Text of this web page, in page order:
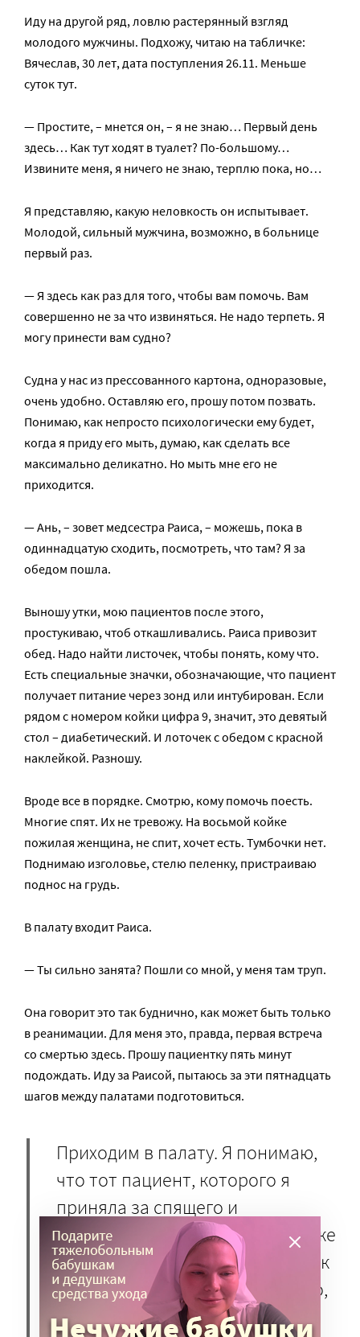
Иду на другой ряд, ловлю растерянный взгляд
молодого мужчины. Подхожу, читаю на табличке:
Вячеслав, 30 лет, дата поступления 26.11. Меньше
суток тут.
— Простите, – мнется он, – я не знаю… Первый день
здесь… Как тут ходят в туалет? По-большому…
Извините меня, я ничего не знаю, терплю пока, но…
Я представляю, какую неловкость он испытывает.
Молодой, сильный мужчина, возможно, в больнице
первый раз.
— Я здесь как раз для того, чтобы вам помочь. Вам
совершенно не за что извиняться. Не надо терпеть. Я
могу принести вам судно?
Судна у нас из прессованного картона, одноразовые,
очень удобно. Оставляю его, прошу потом позвать.
Понимаю, как непросто психологически ему будет,
когда я приду его мыть, думаю, как сделать все
максимально деликатно. Но мыть мне его не
приходится.
— Ань, – зовет медсестра Раиса, – можешь, пока в
одиннадцатую сходить, посмотреть, что там? Я за
обедом пошла.
Выношу утки, мою пациентов после этого,
простукиваю, чтоб откашливались. Раиса привозит
обед. Надо найти листочек, чтобы понять, кому что.
Есть специальные значки, обозначающие, что пациент
получает питание через зонд или интубирован. Если
рядом с номером койки цифра 9, значит, это девятый
стол – диабетический. И лоточек с обедом с красной
наклейкой. Разношу.
Вроде все в порядке. Смотрю, кому помочь поесть.
Многие спят. Их не тревожу. На восьмой койке
пожилая женщина, не спит, хочет есть. Тумбочки нет.
Поднимаю изголовье, стелю пеленку, пристраиваю
поднос на грудь.
В палату входит Раиса.
— Ты сильно занята? Пошли со мной, у меня там труп.
Она говорит это так буднично, как может быть только
в реанимации. Для меня это, правда, первая встреча
со смертью здесь. Прошу пациентку пять минут
подождать. Иду за Раисой, пытаюсь за эти пятнадцать
шагов между палатами подготовиться.
Приходим в палату. Я понимаю,
что тот пациент, которого я
приняла за спящего и
накрывшегося с головой, был уже
мертв. Внутри екает. Я подхожу к
кровати, на которой лежит тело,
чтобы прочесть сквозь мутные